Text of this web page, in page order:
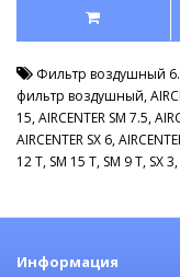
Фильтр воздушный
фильтр воздушный,
15,AIRCENTER SM 7.5,
AIRCENTER SX 6,
12 T, SM 15 T, SM 9 T, SX 3,
Информация